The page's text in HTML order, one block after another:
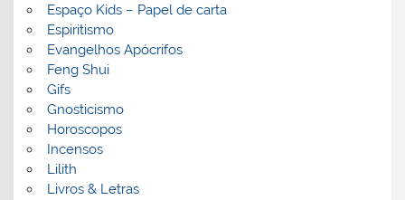
Espaço Kids – Papel de carta
Espiritismo
Evangelhos Apócrifos
Feng Shui
Gifs
Gnosticismo
Horoscopos
Incensos
Lilith
Livros & Letras